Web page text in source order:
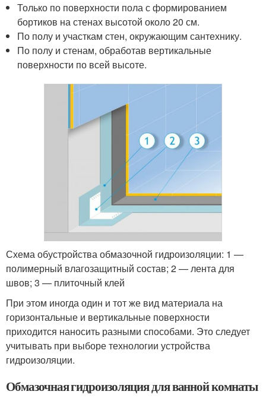
Только по поверхности пола с формированием
бортиков на стенах высотой около 20 см.
По полу и участкам стен, окружающим сантехнику.
По полу и стенам, обработав вертикальные
поверхности по всей высоте.
Схема обустройства обмазочной гидроизоляции: 1 —
полимерный влагозащитный состав; 2 — лента для
швов; 3 — плиточный клей
При этом иногда один и тот же вид материала на
горизонтальные и вертикальные поверхности
приходится наносить разными способами. Это следует
учитывать при выборе технологии устройства
гидроизоляции.
Обмазочная гидроизоляция для ванной комнаты